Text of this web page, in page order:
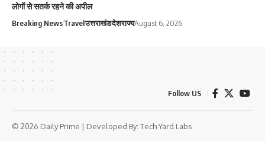
लोगों से सतर्क रहने की अपील
Breaking NewsTravelउत्तराखंडदेशराज्यAugust 6, 2026
Follow US
© 2026 Daily Prime | Developed By: Tech Yard Labs